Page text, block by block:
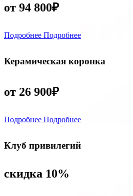
от 94 800₽
Подробнее Подробнее
Керамическая коронка
от 26 900₽
Подробнее Подробнее
Клуб привилегий
скидка 10%